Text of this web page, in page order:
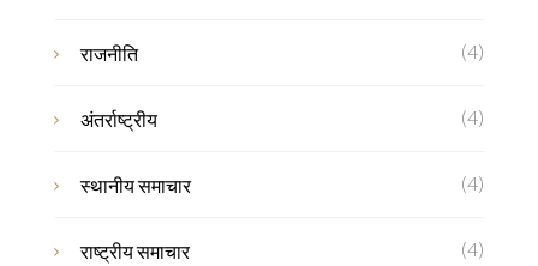
राजनीति (4)
अंतर्राष्ट्रीय (4)
स्थानीय समाचार (4)
राष्ट्रीय समाचार (4)